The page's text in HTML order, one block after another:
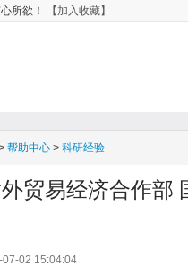
所欲！ 【加入收藏】
帮助中心 > 科研经验
贸易经济合作部
07-02 15:04:04